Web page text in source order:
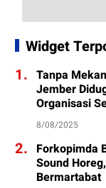
Widget
1. Tanpa
Jember
Organisasi
8/08/2025
2. Forkopimda
Sound
Bermartabat